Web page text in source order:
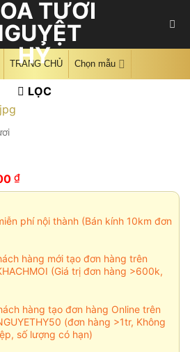
TRANG CHỦ Chọn mẫu
LỌC
₫.
₫Giá
hiện
1.000.000 ₫.
phí nội thành (Bán kính 10km đơn
hàng mới tạo đơn hàng trên
(Giá trị đơn hàng >600k,
hàng tạo đơn hàng Online trên
(đơn hàng >1tr, Không
số lượng có hạn)